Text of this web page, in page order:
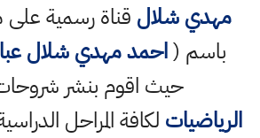
مهدي شلال قناة رسمية على
باسم (احمد مهدي شلال
حيث اقوم بنشر
الرياضيات لكافة المراحل